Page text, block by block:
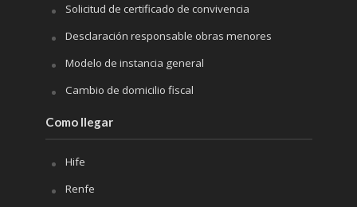
Solicitud de certificado de convivencia
Desclaración responsable obras menores
Modelo de instancia general
Cambio de domicilio fiscal
Como llegar
Hife
Renfe